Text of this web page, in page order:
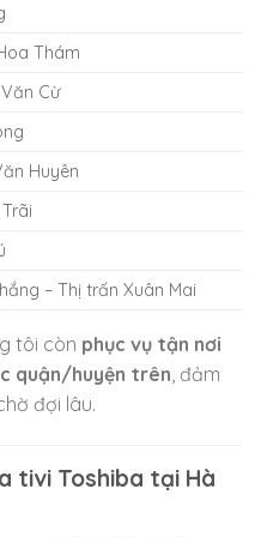
Thám
Cừ
Huyên
– Thị trấn Xuân Mai
tôi còn phục vụ tận nơi
quận/huyện trên , đảm
đợi lâu.
tivi Toshiba tại Hà